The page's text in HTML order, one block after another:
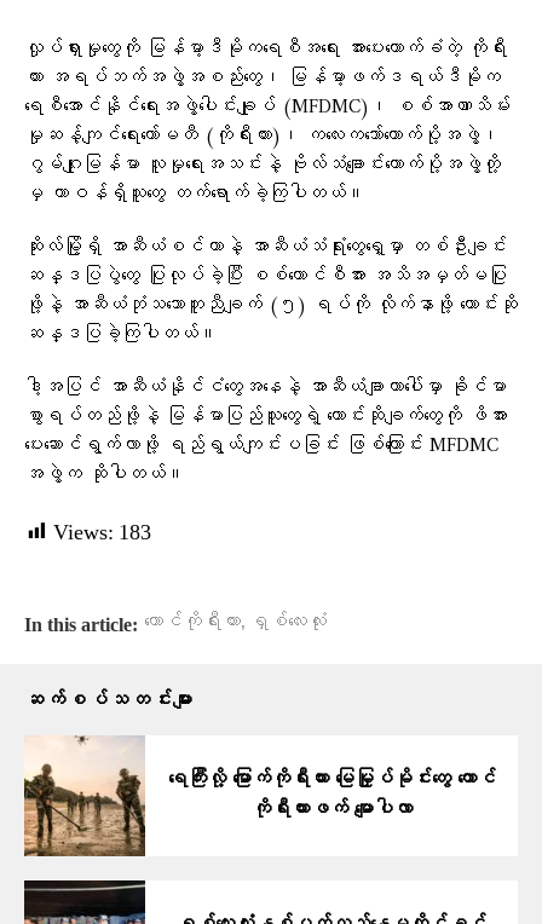
လှုပ်ရှားမှုတွေကို မြန်မာ့ဒီမိုကရေစီအရေး အားပေးထောက်ခံတဲ့ ကိုရီး
ယား အရပ်ဘက်အဖွဲ့အစည်းတွေ၊ မြန်မာ့ဖက်ဒရယ်ဒီမိုက
ရေစီအောင်နိုင်ရေးအဖွဲ့ပေါင်းချုပ် (MFDMC)၊ စစ်အာဏာသိမ်း
မှုဆန့်ကျင်ရေးကော်မတီ (ကိုရီးယား)၊ ကလေးကဘော်ထောက်ပို့အဖွဲ့၊
ဂွမ်ဂျုးမြန်မာ လူမှုရေးအသင်းနဲ့ ဗိုလ်သံချောင်းထောက်ပို့အဖွဲ့တို့
မှ တာဝန်ရှိသူတွေ တက်ရောက်ခဲ့ကြပါတယ်။
ဆိုးလ်မြို့ရှိ အာဆီယံစင်တာနဲ့ အာဆီယံသံရုံးတွေရှေ့မှာ တစ်ဦးချင်း
ဆန္ဒပြပွဲတွေ ပြုလုပ်ခဲ့ပြီး စစ်ကောင်စီအား အသိအမှတ်မပြု
ဖို့နဲ့ အာဆီယံဘုံသဘောတူညီချက် (၅) ရပ်ကို လိုက်နာဖို့ တောင်းဆို
ဆန္ဒပြခဲ့ကြပါတယ်။
ဒါ့အပြင် အာဆီယံနိုင်ငံတွေအနေနဲ့ အာဆီယံချာတာပေါ်မှာ ခိုင်မာ
စွာရပ်တည်ဖို့နဲ့ မြန်မာပြည်သူတွေရဲ့ တောင်းဆိုချက်တွေကို ဖိအား
ပေးဆောင်ရွက်လာဖို့ ရည်ရွယ်ကျင်းပခြင်း ဖြစ်ကြောင်း MFDMC
အဖွဲ့က ဆိုပါတယ်။
Views: 183
In this article: တောင်ကိုရီးယား, ရှစ်လေးလုံး
ဆက်စပ်သတင်းများ
ရေကြီးလို့ မြောက်ကိုရီးယား မြေမြှုပ်မိုင်းတွေ တောင်
ကိုရီးယားဖက် မျောပါလာ